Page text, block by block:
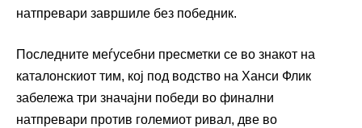
натпревари завршиле без победник.
Последните меѓусебни пресметки се во знакот на
каталонскиот тим, кој под водство на Ханси Флик
забележа три значајни победи во финални
натпревари против големиот ривал, две во